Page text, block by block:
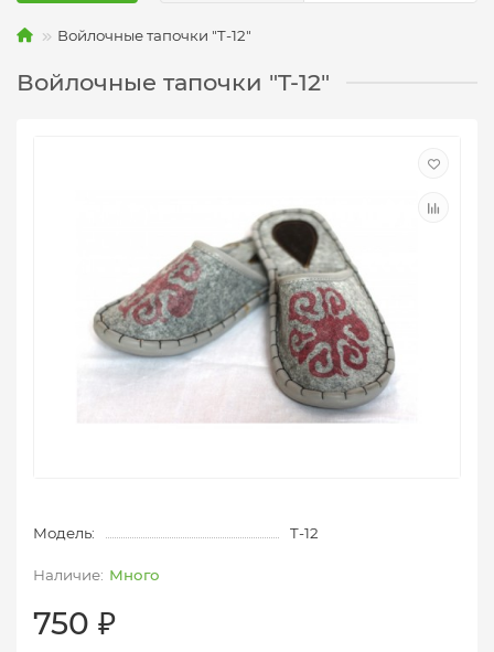
Войлочные тапочки "T-12"
Войлочные тапочки "T-12"
Модель: T-12
Много
750 ₽